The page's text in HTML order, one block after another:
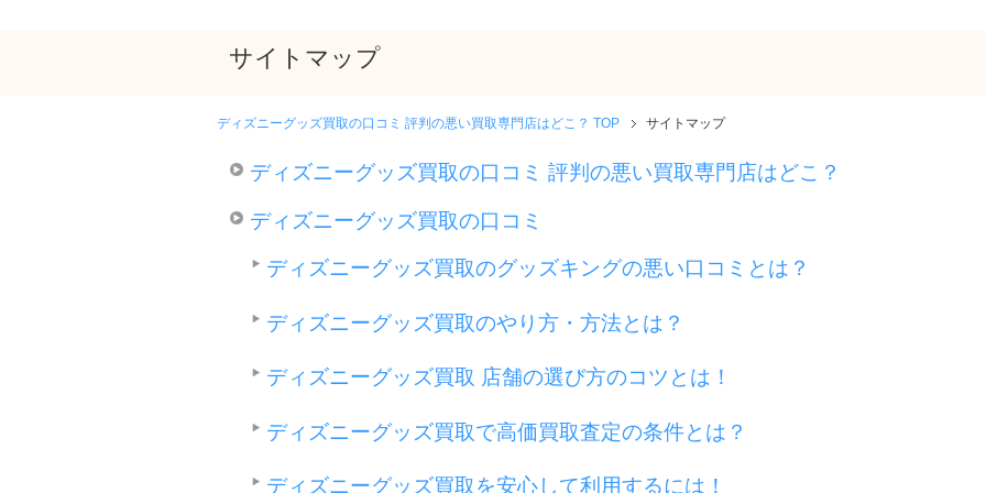
サイトマップ
ディズニーグッズ買取の口コミ 評判の悪い買取専門店はどこ？ TOP サイトマップ
ディズニーグッズ買取の口コミ 評判の悪い買取専門店はどこ？
ディズニーグッズ買取の口コミ
ディズニーグッズ買取のグッズキングの悪い口コミとは？
ディズニーグッズ買取のやり方・方法とは？
ディズニーグッズ買取 店舗の選び方のコツとは！
ディズニーグッズ買取で高価買取査定の条件とは？
ディズニーグッズ買取を安心して利用するには！